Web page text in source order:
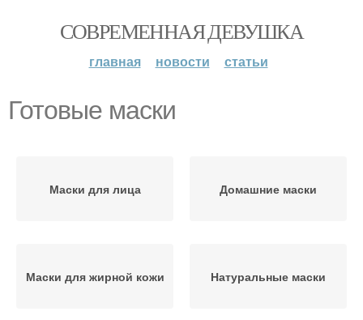
СОВРЕМЕННАЯ ДЕВУШКА
главная новости статьи
Готовые маски
Маски для лица Домашние маски
Маски для жирной кожи Натуральные маски